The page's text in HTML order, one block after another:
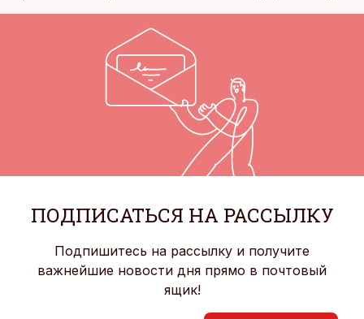
ПОДПИСАТЬСЯ НА РАССЫЛКУ
Подпишитесь на рассылку и получите
важнейшие новости дня прямо в почтовый
ящик!